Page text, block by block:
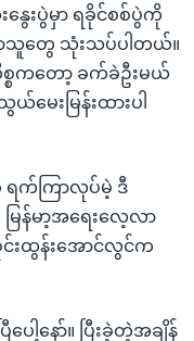
ေးပွဲမှာ ရခိုင်စစ်ပွဲကို
တွေ သုံးသပ်ပါတယ်။
စကတော့ ခက်ခဲဦးမယ်
ေးမြန်းထားပါ
ရက်ကြာလုပ်မဲ့ ဒီ
ြန်မာ့အရေးလေ့လာ
းထွန်းအောင်လွင်က
ေါ့နော်။ ပြီးခဲ့တဲ့အချိန်